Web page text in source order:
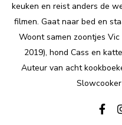
keuken en reist anders de
filmen. Gaat naar bed en
Woont samen zoontjes
2019), hond Cass en
Auteur van acht